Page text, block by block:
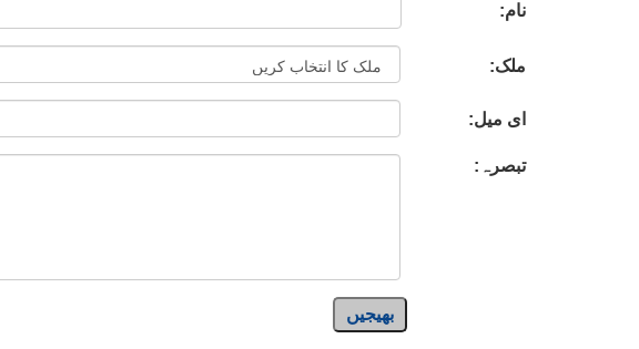
نام:
ملک:
ای میل:
تبصرہ:
بھیجیں